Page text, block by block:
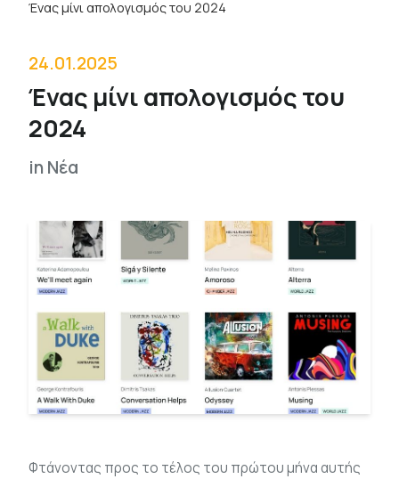
Ένας μίνι απολογισμός του 2024
24.01.2025
Ένας μίνι απολογισμός του
2024
in Νέα
Φτάνοντας προς το τέλος του πρώτου μήνα αυτής